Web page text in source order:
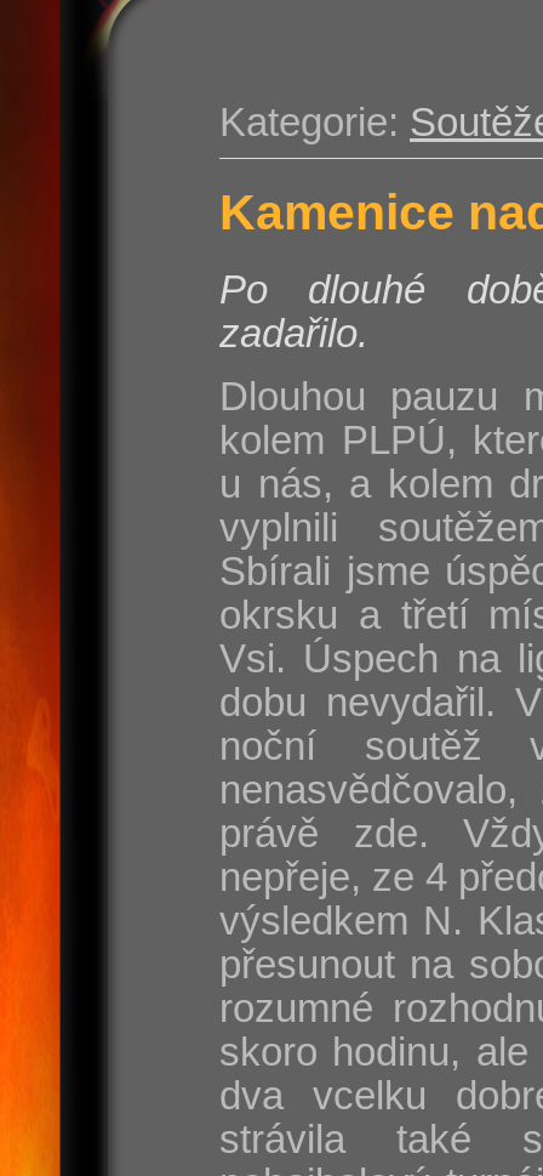
Kategorie:
Kamenice
Po dlouhé
zadařilo.
Dlouhou pauzu
kolem PLPÚ,
u nás, a kolem
vyplnili
Sbírali jsme
okrsku a třetí
Vsi. Úspech na
dobu nevydařil.
noční soutěž
právě zde.
nepřeje, ze 4
výsledkem N.
přesunout na
rozumné
skoro hodinu,
dva vcelku
strávila také